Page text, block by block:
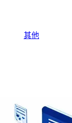
其他